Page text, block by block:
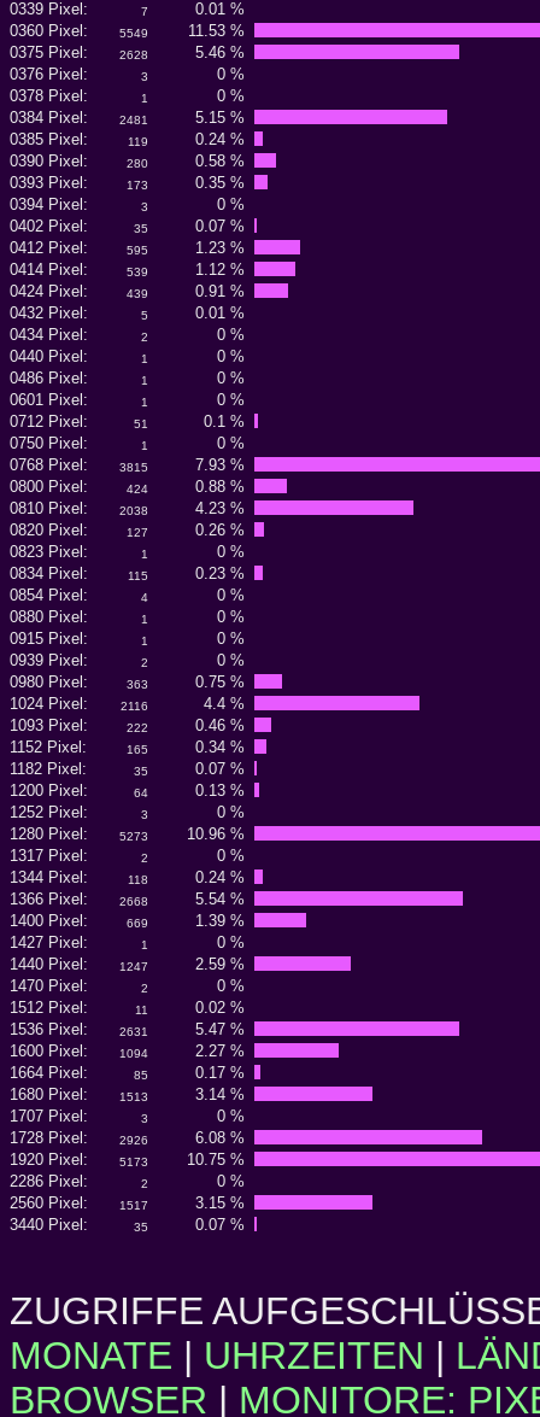
0339 Pixel:
7
0.01 %
0360 Pixel:
5549
11.53 %
0375 Pixel:
2628
5.46 %
0376 Pixel:
3
0 %
0378 Pixel:
1
0 %
0384 Pixel:
2481
5.15 %
0385 Pixel:
119
0.24 %
0390 Pixel:
280
0.58 %
0393 Pixel:
173
0.35 %
0394 Pixel:
3
0 %
0402 Pixel:
35
0.07 %
0412 Pixel:
595
1.23 %
0414 Pixel:
539
1.12 %
0424 Pixel:
439
0.91 %
0432 Pixel:
5
0.01 %
0434 Pixel:
2
0 %
0440 Pixel:
1
0 %
0486 Pixel:
1
0 %
0601 Pixel:
1
0 %
0712 Pixel:
51
0.1 %
0750 Pixel:
1
0 %
0768 Pixel:
3815
7.93 %
0800 Pixel:
424
0.88 %
0810 Pixel:
2038
4.23 %
0820 Pixel:
127
0.26 %
0823 Pixel:
1
0 %
0834 Pixel:
115
0.23 %
0854 Pixel:
4
0 %
0880 Pixel:
1
0 %
0915 Pixel:
1
0 %
0939 Pixel:
2
0 %
0980 Pixel:
363
0.75 %
1024 Pixel:
2116
4.4 %
1093 Pixel:
222
0.46 %
1152 Pixel:
165
0.34 %
1182 Pixel:
35
0.07 %
1200 Pixel:
64
0.13 %
1252 Pixel:
3
0 %
1280 Pixel:
5273
10.96 %
1317 Pixel:
2
0 %
1344 Pixel:
118
0.24 %
1366 Pixel:
2668
5.54 %
1400 Pixel:
669
1.39 %
1427 Pixel:
1
0 %
1440 Pixel:
1247
2.59 %
1470 Pixel:
2
0 %
1512 Pixel:
11
0.02 %
1536 Pixel:
2631
5.47 %
1600 Pixel:
1094
2.27 %
1664 Pixel:
85
0.17 %
1680 Pixel:
1513
3.14 %
1707 Pixel:
3
0 %
1728 Pixel:
2926
6.08 %
1920 Pixel:
5173
10.75 %
2286 Pixel:
2
0 %
2560 Pixel:
1517
3.15 %
3440 Pixel:
35 0.07 %
ZUGRIFFE
MONATE | UHRZEITEN |
BROWSER | MONITORE: